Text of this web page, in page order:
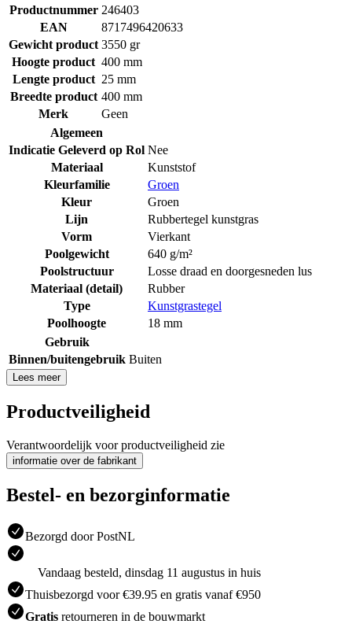
Productnummer 246403
EAN
8717496420633
Gewicht product 3550 gr
Hoogte product 400 mm
Lengte product 25 mm
Breedte product 400 mm
Merk
Geen
Algemeen
Indicatie Geleverd op Rol Nee
Materiaal
Kunststof
Kleurfamilie
Groen
Kleur
Groen
Lijn
Rubbertegel kunstgras
Vorm
Vierkant
Poolgewicht
640 g/m²
Poolstructuur
Losse draad en doorgesneden lus
Materiaal (detail)
Rubber
Type
Kunstgrastegel
Poolhoogte
18 mm
Gebruik
Binnen/buitengebruik Buiten
Lees meer
Productveiligheid
Verantwoordelijk voor productveiligheid zie
informatie over de fabrikant
Bestel- en bezorginformatie
Bezorgd door PostNL
Vandaag besteld, dinsdag 11 augustus in huis
Thuisbezorgd voor €39.95 en gratis vanaf €950
Gratis retourneren in de bouwmarkt